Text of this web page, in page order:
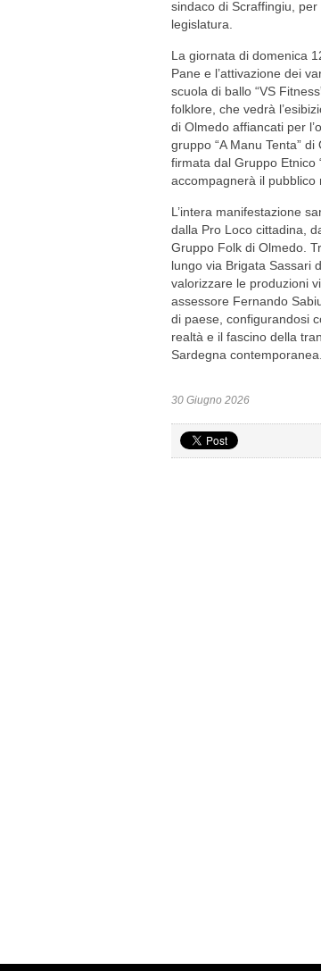
sindaco di Scraffingiu,
legislatura.
La giornata di domenica
Pane e l’attivazione dei
scuola di ballo “VS
folklore, che vedrà
di Olmedo affiancati per
gruppo “A Manu Tenta”
firmata dal Gruppo Etnico
accompagnerà il pubblico
L’intera manifestazione
dalla Pro Loco cittadina,
Gruppo Folk di Olmedo.
lungo via Brigata Sassari
valorizzare le produzioni
assessore Fernando
di paese, configurandosi
realtà e il fascino della
Sardegna contemporanea.
30 Giugno 2026